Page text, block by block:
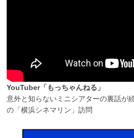
YouTuber「もっちゃんねる」
意外と知らないミニシアターの裏話が
の「横浜シネマリン」訪問